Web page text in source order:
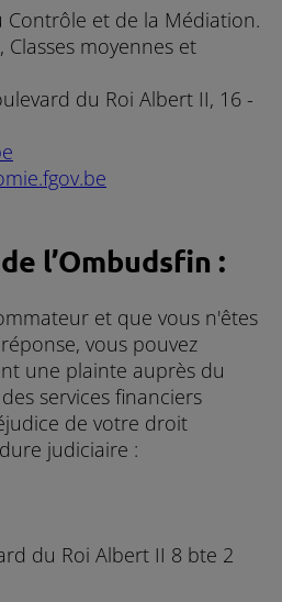
et de la Médiation.
Classes moyennes et
du Roi Albert II, 16 -
l’Ombudsfin :
et que vous n'êtes
vous pouvez
une plainte auprès du
services financiers
de votre droit
judiciaire :
du Roi Albert II 8 bte 2